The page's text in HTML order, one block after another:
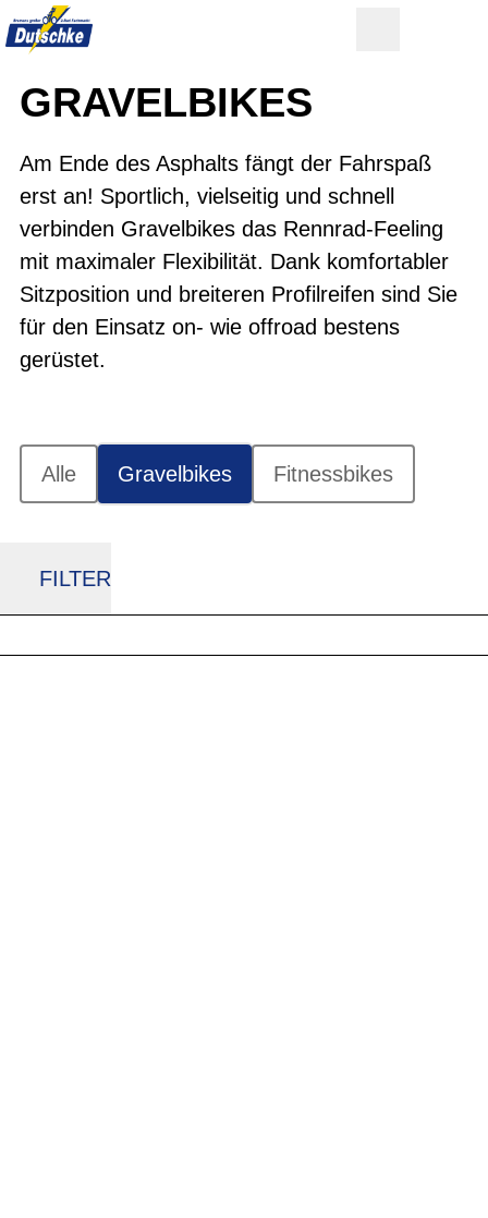
GRAVELBIKES
Am Ende des Asphalts fängt der Fahrspaß
erst an! Sportlich, vielseitig und schnell
verbinden Gravelbikes das Rennrad-Feeling
mit maximaler Flexibilität. Dank komfortabler
Sitzposition und breiteren Profilreifen sind Sie
für den Einsatz on- wie offroad bestens
gerüstet.
Alle Gravelbikes Fitnessbikes
FILTER